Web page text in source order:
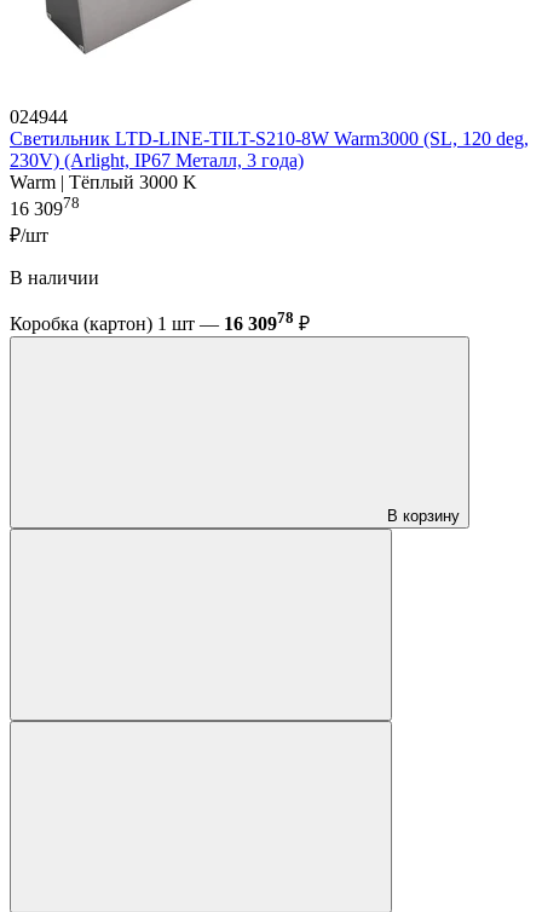
024944
Светильник LTD-LINE-TILT-S210-8W Warm3000 (SL, 120 deg,
230V) (Arlight, IP67 Металл, 3 года)
Warm | Тёплый 3000 K
16 30978
₽/шт
В наличии
Коробка (картон) 1 шт — 16 30978 ₽
В корзину